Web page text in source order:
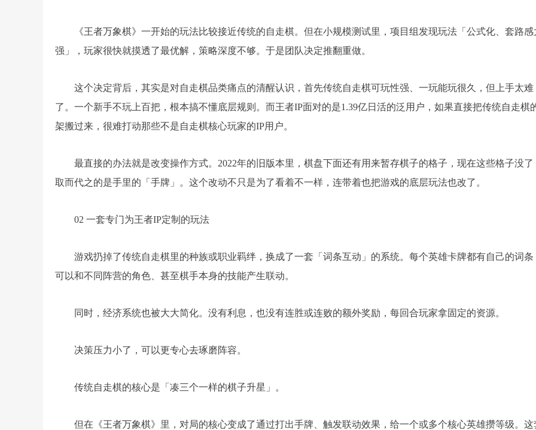
《王者万象棋》一开始的玩法比较接近传统的自走棋。但在小规模测试里，项目组发现玩法「公式化、套路感
强」，玩家很快就摸透了最优解，策略深度不够。于是团队决定推翻重做。
这个决定背后，其实是对自走棋品类痛点的清醒认识，首先传统自走棋可玩性强、一玩能玩很久，但上手太难
了。一个新手不玩上百把，根本搞不懂底层规则。而王者IP面对的是1.39亿日活的泛用户，如果直接把传统自走棋
架搬过来，很难打动那些不是自走棋核心玩家的IP用户。
最直接的办法就是改变操作方式。2022年的旧版本里，棋盘下面还有用来暂存棋子的格子，现在这些格子没了
取而代之的是手里的「手牌」。这个改动不只是为了看着不一样，连带着也把游戏的底层玩法也改了。
02 一套专门为王者IP定制的玩法
游戏扔掉了传统自走棋里的种族或职业羁绊，换成了一套「词条互动」的系统。每个英雄卡牌都有自己的词条
可以和不同阵营的角色、甚至棋手本身的技能产生联动。
同时，经济系统也被大大简化。没有利息，也没有连胜或连败的额外奖励，每回合玩家拿固定的资源。
决策压力小了，可以更专心去琢磨阵容。
传统自走棋的核心是「凑三个一样的棋子升星」。
但在《王者万象棋》里，对局的核心变成了通过打出手牌、触发联动效果，给一个或多个核心英雄攒等级。这